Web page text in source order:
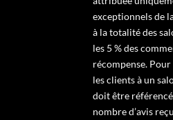
exceptionnels de
à la totalité des
les 5 % des
récompense.
les clients à un
doit être
nombre d’avis